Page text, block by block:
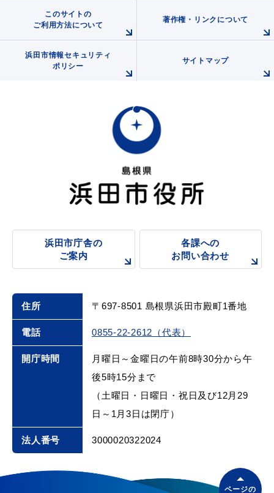
浜田市観光協会ポータルサイト「はまナビ」
ご案内
このサイトの
ご利用方法について
著作権・リンクについて
浜田市情報セキュリティ
ポリシー
サイトマップ
浜田市庁舎の
ご案内
各課への
お問い合わせ
住所 〒697-8501 島根県浜田市殿町1番地
電話 0855-22-2612（代表）
開庁時間
月曜日～金曜日の午前8時30分から午
後5時15分まで
（土曜日・日曜日・祝日及び12月29
日～1月3日は閉庁）
法人番号 3000020322024
ページの